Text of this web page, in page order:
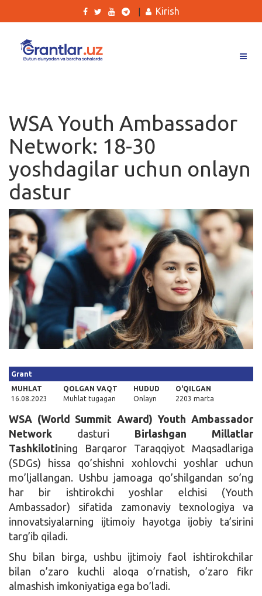
Ishlar
Kurslar
Blog
Yana
Qidirish
Kirish
Kirish
WSA Youth Ambassador
Network: 18-30
yoshdagilar uchun onlayn
dastur
Grant
MUHLAT
16.08.2023
QOLGAN VAQT
Muhlat tugagan
HUDUD
Onlayn
O'QILGAN
2203 marta
WSA (World Summit Award) Youth Ambassador
Network dasturi Birlashgan Millatlar
Tashkilotining Barqaror Taraqqiyot Maqsadlariga
(SDGs) hissa qo’shishni xohlovchi yoshlar uchun
mo’ljallangan. Ushbu jamoaga qo’shilgandan so’ng
har bir ishtirokchi yoshlar elchisi (Youth
Ambassador) sifatida zamonaviy texnologiya va
innovatsiyalarning ijtimoiy hayotga ijobiy ta’sirini
targ’ib qiladi.
Shu bilan birga, ushbu ijtimoiy faol ishtirokchilar
bilan o’zaro kuchli aloqa o’rnatish, o’zaro fikr
almashish imkoniyatiga ega bo’ladi.